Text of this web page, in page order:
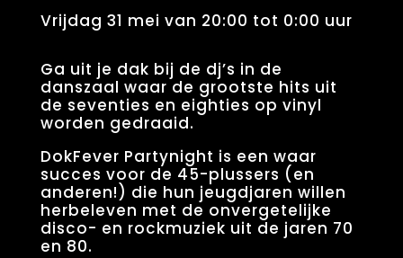
Vrijdag 31 mei van 20:00 tot 0:00 uur
Ga uit je dak bij de dj’s in de
danszaal waar de grootste hits uit
de seventies en eighties op vinyl
worden gedraaid.
DokFever Partynight is een waar
succes voor de 45-plussers (en
anderen!) die hun jeugdjaren willen
herbeleven met de onvergetelijke
disco- en rockmuziek uit de jaren 70
en 80.